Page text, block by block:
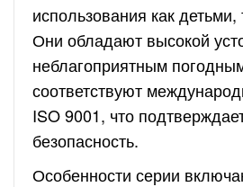
использования как
Они обладают высокой
неблагоприятным
соответствуют
ISO 9001, что
безопасность.
Особенности серии